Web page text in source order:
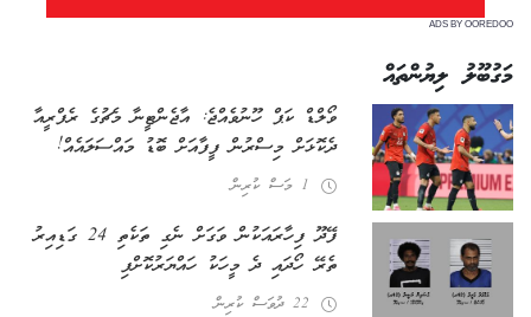
ADS BY OOREDOO
މަގުބޫލު ލިޔުންތައް
ވޯލްޑް ކަޕް ހޫނުވެއްޖެ: އާޖެންޓީނާ މެޗުގެ ރެފްރީއާ
ދެކޮޅަށް މިސްރުން ފީފާއަށް ބޮޑު މައްސަލައެއް!
1 މަސް ކުރިން
ފޭދޫ ފިހާރައަކުން ވަގަށް ނެގި ތަކެތި 24 ގަޑިއިރު
ތެރޭ ހޯދައި ދެ މީހަކު ހައްޔަރުކޮށްފި
22 ދުވަސް ކުރިން